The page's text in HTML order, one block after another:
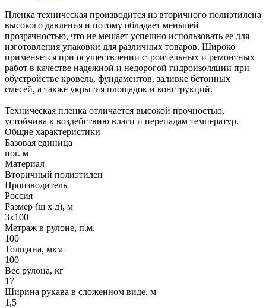
Пленка техническая производится из вторичного полиэтилена
высокого давления и потому обладает меньшей
прозрачностью, что не мешает успешно использовать ее для
изготовления упаковки для различных товаров. Широко
применяется при осуществлении строительных и ремонтных
работ в качестве надежной и недорогой гидроизоляции при
обустройстве кровель, фундаментов, заливке бетонных
смесей, а также укрытия площадок и конструкций.
Техническая пленка отличается высокой прочностью,
устойчива к воздействию влаги и перепадам температур.
Общие характеристики
Базовая единица
пог. м
Материал
Вторичный полиэтилен
Производитель
Россия
Размер (ш х д), м
3х100
Метраж в рулоне, п.м.
100
Толщина, мкм
100
Вес рулона, кг
17
Ширина рукава в сложенном виде, м
1,5